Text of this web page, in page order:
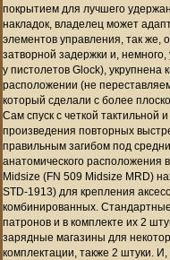
покрытием для лучшего
накладок, владелец может
элементов управления, так же,
затворной задержки и, немного,
у пистолетов Glock), укрупнена
расположении (не
который сделали с более
Сам спуск с четкой тактильной
произведения повторных
правильным загибом под
анатомического расположения
Midsize (FN 509 Midsize MRD)
STD-1913) для крепления
комбинированных.
патронов и в комплекте их 2
зарядные магазины для
комплектации, также 2 штуки. И,